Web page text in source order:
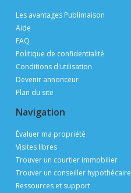
Les avantages Publimaison
Aide
FAQ
Politique de confidentialité
Conditions d'utilisation
Devenir annonceur
Plan du site
Navigation
Évaluer ma propriété
Visites libres
Trouver un courtier immobilier
Trouver un conseiller hypothécaire
Ressources et support